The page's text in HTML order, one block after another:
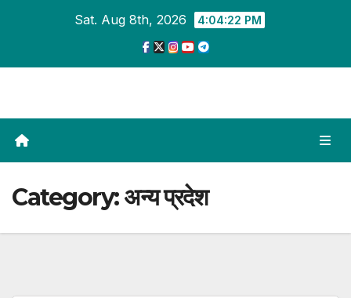
Sat. Aug 8th, 2026 4:04:23 PM
Category:अन्य प्रदेश